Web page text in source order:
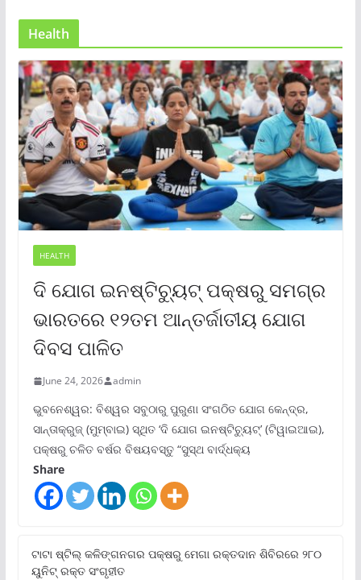
Health
HEALTH
ଦି ଯୋଗ ଇନଷ୍ଟିଚ୍ୟୁଟ୍ ପକ୍ଷରୁ ସମଗ୍ର
ଭାରତରେ ୧୨ତମ ଆନ୍ତର୍ଜାତୀୟ ଯୋଗ
ଦିବସ ପାଳିତ
June 24, 2026 admin
ଭୁବନେଶ୍ୱର: ବିଶ୍ୱର ସବୁଠାରୁ ପୁରୁଣା ସଂଗଠିତ ଯୋଗ କେନ୍ଦ୍ର,
ସାନ୍ତାକ୍ରୁଜ୍ (ମୁମ୍ବାଇ) ସ୍ଥିତ ‘ଦି ଯୋଗ ଇନଷ୍ଟିଚ୍ୟୁଟ୍‌’ (ଟିୱାଇଆଇ),
ପକ୍ଷରୁ ଚଳିତ ବର୍ଷର ବିଷୟବସ୍ତୁ “ସୁସ୍ଥ ବାର୍ଦ୍ଧକ୍ୟ
Share
ଟାଟା ଷ୍ଟିଲ୍‌ କଳିଙ୍ଗନଗର ପକ୍ଷରୁ ମେଗା ରକ୍ତଦାନ ଶିବିରରେ ୨୮୦
ୟୁନିଟ୍‌ ରକ୍ତ ସଂଗୃହୀତ